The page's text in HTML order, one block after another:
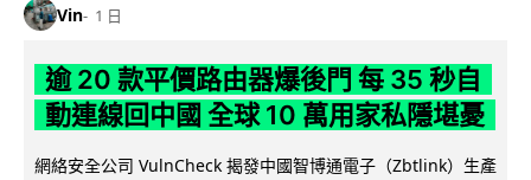
Vin 1 日
逾 20 款平價路由器爆後門 每 35 秒自
動連線回中國 全球 10 萬用家私隱堪憂
網絡安全公司 VulnCheck 揭發中國智博通電子（Zbtlink）生產